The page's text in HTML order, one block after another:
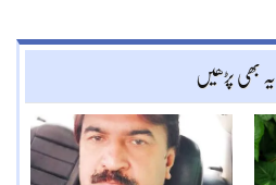
یہ بھی پڑھیں